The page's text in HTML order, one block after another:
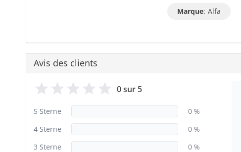
Marque: Alfa
Avis des clients
0 sur 5
5 Sterne
0 %
4 Sterne
0 %
3 Sterne
0 %